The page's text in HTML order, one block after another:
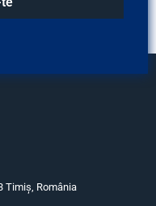
Timiş, România